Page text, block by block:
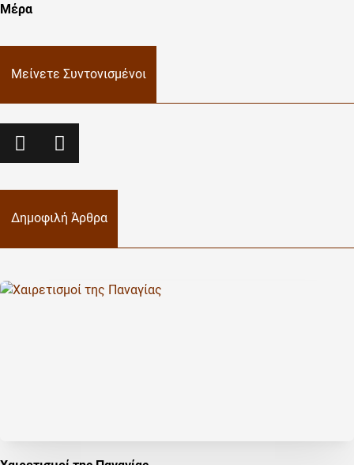
Μέρα
Μείνετε Συντονισμένοι
Δημοφιλή Άρθρα